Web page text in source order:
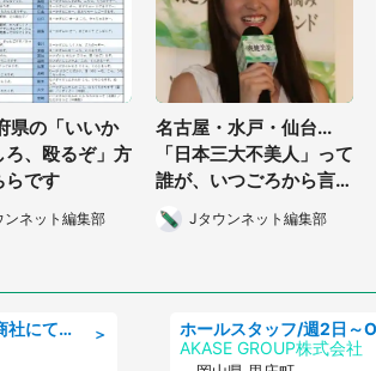
県の「いいか
ろ、殴るぞ」方
らです
ンネット編集部
名古屋・水戸・仙台...
「日本三大不美人」って
誰が、いつごろから言い
出したの？
Jタウンネット編集部
＞
工事・土木施工管理/総合技術商社にて施工管理のお仕事/即日勤務可/車通勤可/工事・土木施工管理/生産・品質管理
AKASE GROUP株式会社